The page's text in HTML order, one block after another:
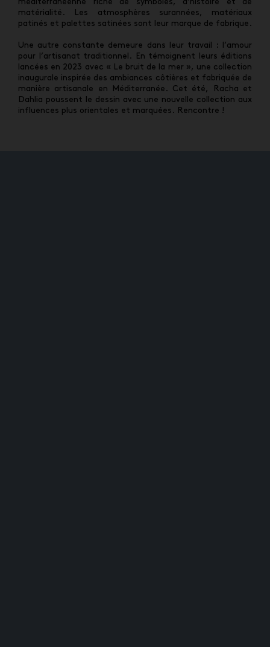
méditerranéenne riche de symboles, d’histoire et de
matérialité. Les atmosphères surannées, matériaux
patinés et palettes satinées sont leur marque de fabrique.
Une autre constante demeure dans leur travail : l’amour
pour l’artisanat traditionnel. En témoignent leurs éditions
lancées en 2023 avec « Le bruit de la mer », une collection
inaugurale inspirée des ambiances côtières et fabriquée de
manière artisanale en
Méditerranée.
Cet été, Racha et
Dahlia poussent le dessin avec une nouvelle collection aux
influences plus orientales et marquées. Rencontre !